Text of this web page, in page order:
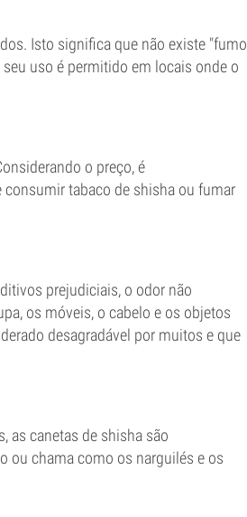
Isto significa que não existe "fumo
uso é permitido em locais onde o
o preço, é
tabaco de shisha ou fumar
prejudiciais, o odor não
os móveis, o cabelo e os objetos
desagradável por muitos e que
as canetas de shisha são
ou chama como os narguilés e os